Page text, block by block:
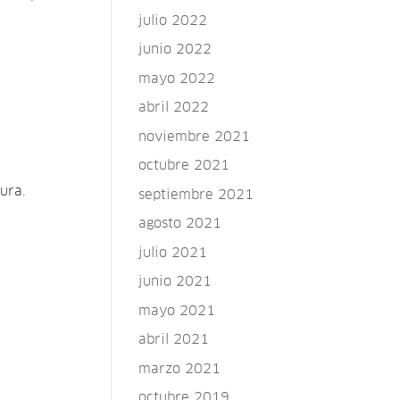
julio 2022
junio 2022
mayo 2022
abril 2022
noviembre 2021
octubre 2021
septiembre 2021
agosto 2021
julio 2021
junio 2021
mayo 2021
abril 2021
marzo 2021